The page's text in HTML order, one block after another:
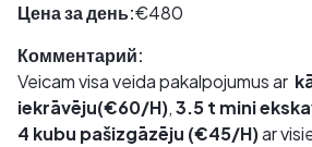
Цена за день:€480
Комментарий:
Veicam visa veida pakalpojumus ar
iekrāvēju(€60/H),3.5 t mini
4 kubu pašizgāzēju (€45/H)ar